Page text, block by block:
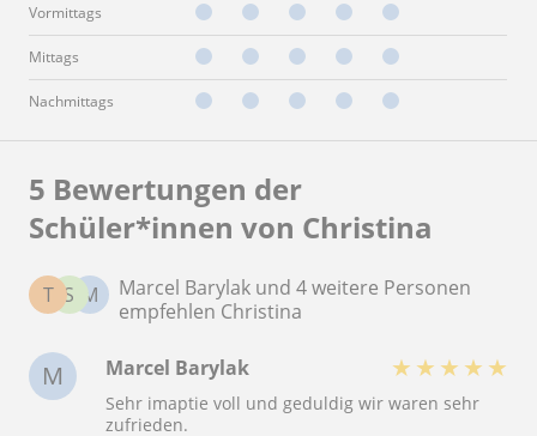
Vormittags
Mittags
Nachmittags
5 Bewertungen der
Schüler*innen von Christina
M
S
T
Marcel Barylak und 4 weitere Personen
empfehlen Christina
M Marcel Barylak ★ ★ ★ ★ ★
Sehr imaptie voll und geduldig wir waren sehr
zufrieden.